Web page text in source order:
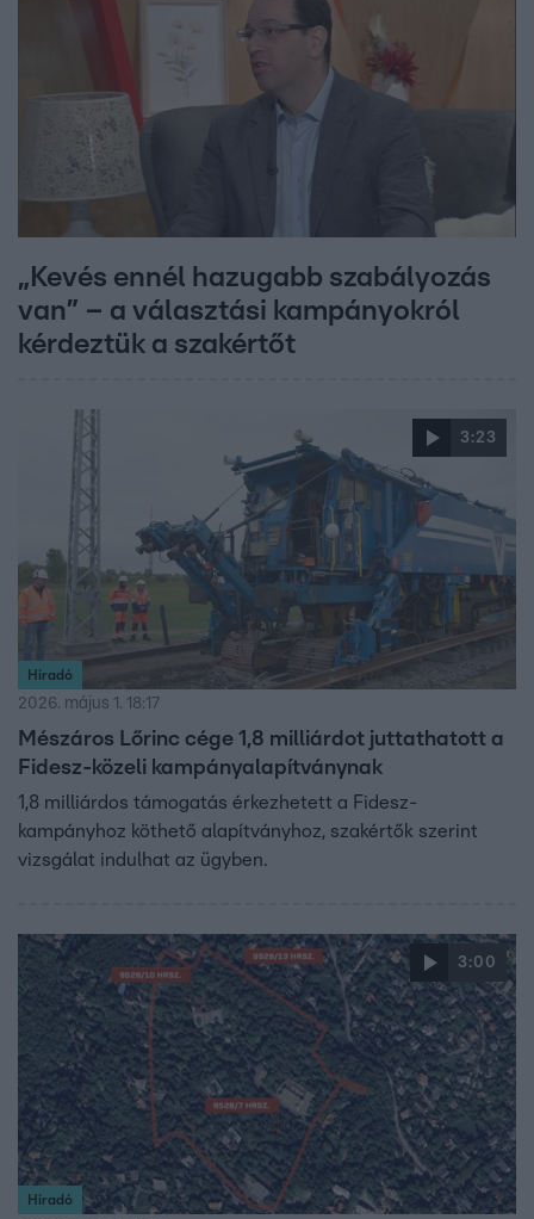
„Kevés ennél hazugabb szabályozás
van” – a választási kampányokról
kérdeztük a szakértőt
3:23
Híradó
2026. május 1. 18:17
Mészáros Lőrinc cége 1,8 milliárdot juttathatott a
Fidesz-közeli kampányalapítványnak
1,8 milliárdos támogatás érkezhetett a Fidesz-
kampányhoz köthető alapítványhoz, szakértők szerint
vizsgálat indulhat az ügyben.
3:00
Híradó